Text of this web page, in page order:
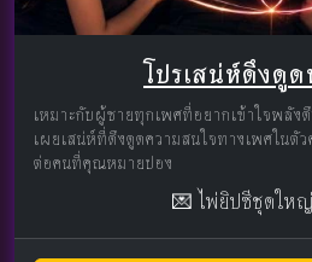
โปรเสน่ห์ดึงดู
เหมาะกับผู้ชายทุกเพศที่อยากเข้าใจพลัง
เผยเสน่ห์ที่ดึงดูดความสนใจทางเพศในตั
ต่อคนที่คุณหมายปอง
💌 ไพ่ยิปซีชุดให